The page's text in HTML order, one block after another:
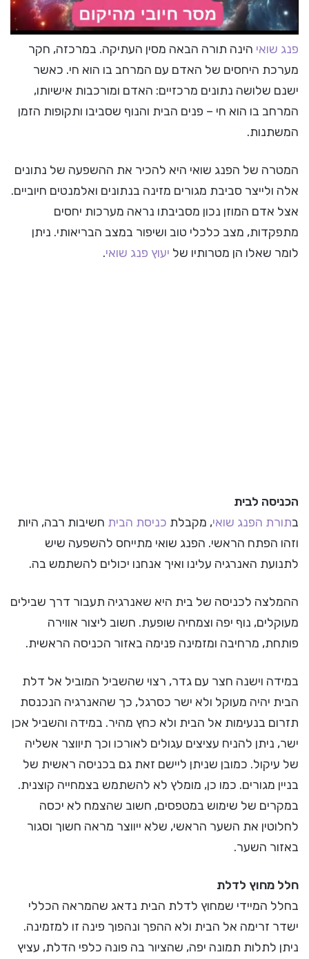
פנג שואי הינה תורה הבאה מסין העתיקה. במרכזה, חקר
מערכת היחסים של האדם עם המרחב בו הוא חי. כאשר
ישנם שלושה נתונים מרכזיים: האדם ומורכבות אישיותו,
המרחב בו הוא חי – פנים הבית והנוף שסביבו ותקופות הזמן
המשתנות.
המטרה של הפנג שואי היא להכיר את ההשפעה של נתונים
אלה ולייצר סביבת מגורים מזינה בנתונים ואלמנטים חיוביים.
אצל אדם המוזן נכון מסביבתו נראה מערכות יחסים
מתפקדות, מצב כלכלי טוב ושיפור במצב הבריאותי. ניתן
לומר שאלו הן מטרותיו של יעוץ פנג שואי.
הכניסה לבית
בתורת הפנג שואי, מקבלת כניסת הבית חשיבות רבה, היות
וזהו הפתח הראשי. הפנג שואי מתייחס להשפעה שיש
לתנועת האנרגיה עלינו ואיך אנחנו יכולים להשתמש בה.
ההמלצה לכניסה של בית היא שאנרגיה תעבור דרך שבילים
מעוקלים, נוף יפה וצמחיה שופעת. חשוב ליצור אווירה
פותחת, מרחיבה ומזמינה פנימה באזור הכניסה הראשית.
במידה וישנה חצר עם גדר, רצוי שהשביל המוביל אל דלת
הבית יהיה מעוקל ולא ישר כסרגל, כך שהאנרגיה הנכנסת
תזרום בנעימות אל הבית ולא כחץ מהיר. במידה והשביל אכן
ישר, ניתן להניח עציצים עגולים לאורכו וכך תיווצר אשליה
של עיקול. כמובן שניתן ליישם זאת גם בכניסה ראשית של
בניין מגורים. כמו כן, מומלץ לא להשתמש בצמחייה קוצנית.
במקרים של שימוש במטפסים, חשוב שהצמח לא יכסה
לחלוטין את השער הראשי, שלא ייווצר מראה חשוך וסגור
באזור השער.
חלל מחוץ לדלת
בחלל המיידי שמחוץ לדלת הבית נדאג שהמראה הכללי
ישדר זרימה אל הבית ולא ההפך ונהפוך פינה זו למזמינה.
ניתן לתלות תמונה יפה, שהציור בה פונה כלפי הדלת, עציץ